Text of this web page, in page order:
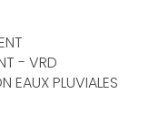
- VRD
EAUX PLUVIALES